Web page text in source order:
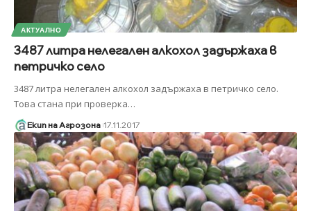
АКТУАЛНО
3487 литра нелегален алкохол задържаха в
петричко село
3487 литра нелегален алкохол задържаха в петричко село.
Това стана при проверка…
Екип на Агрозона 17.11.2017